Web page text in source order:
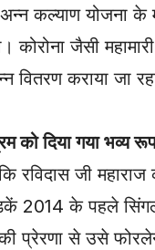
अन्न कल्याण योजना के
कोरोना जैसी
वितरण कराया जा
को दिया गया भव्य
रविदास जी महाराज
2014 के पहले
प्रेरणा से उसे